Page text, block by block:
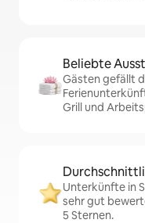
Beliebte
Gästen gefällt
Grill und
Unterkünfte in
sehr gut
5 Sternen.